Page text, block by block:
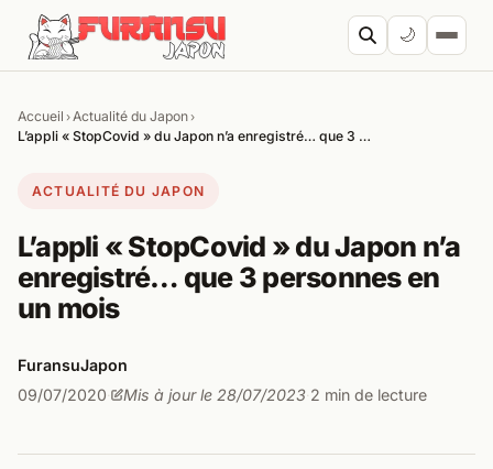
Aller au contenu
🌙
Accueil ›Actualité du Japon›
L’appli « StopCovid » du Japon n’a enregistré… que 3 …
ACTUALITÉ DU JAPON
L’appli « StopCovid » du Japon n’a
enregistré… que 3 personnes en
un mois
FuransuJapon
09/07/2020· Mis à jour le 28/07/2023· 2 min de lecture